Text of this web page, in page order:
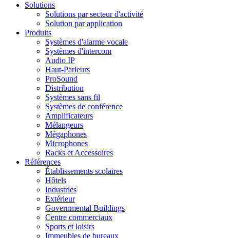
Solutions
Solutions par secteur d'activité
Solution par application
Produits
Systèmes d'alarme vocale
Systèmes d'intercom
Audio IP
Haut-Parleurs
ProSound
Distribution
Systèmes sans fil
Systèmes de conférence
Amplificateurs
Mélangeurs
Mégaphones
Microphones
Racks et Accessoires
Références
Établissements scolaires
Hôtels
Industries
Extérieur
Governmental Buildings
Centre commerciaux
Sports et loisirs
Immeubles de bureaux